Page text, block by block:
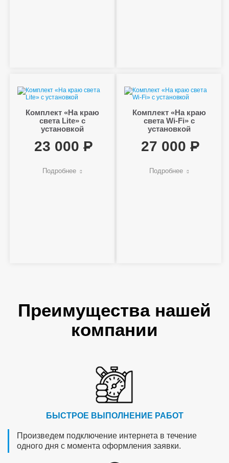
Комплект «На краю
света Lite» с
установкой
23 000
Подробнее
Комплект «На краю
света Wi-Fi» с
установкой
27 000
Подробнее
Преимущества нашей
компании
БЫСТРОЕ ВЫПОЛНЕНИЕ РАБОТ
Произведем подключение интернета в течение
одного дня с момента оформления заявки.